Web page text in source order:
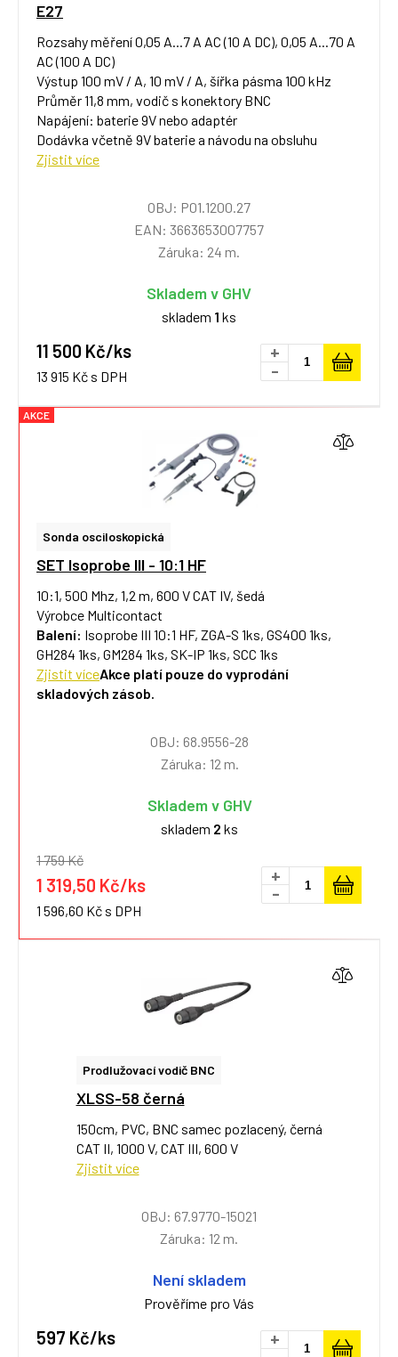
E27
Rozsahy měření 0,05 A...7 A AC (10 A DC), 0,05 A...70 A
AC (100 A DC)
Výstup 100 mV / A, 10 mV / A, šířka pásma 100 kHz
Průměr 11,8 mm, vodič s konektory BNC
Napájení: baterie 9V nebo adaptér
Dodávka včetně 9V baterie a návodu na obsluhu
Zjistit více
OBJ: P01.1200.27
EAN: 3663653007757
Záruka: 24 m.
Skladem v GHV
skladem 1 ks
11 500 Kč/ks
13 915 Kč s DPH
+
-
Sonda osciloskopická
SET Isoprobe III - 10:1 HF
10:1, 500 Mhz, 1,2 m, 600 V CAT IV, šedá
Výrobce Multicontact
Balení: Isoprobe III 10:1 HF, ZGA-S 1ks, GS400 1ks,
GH284 1ks, GM284 1ks, SK-IP 1ks, SCC 1ks
Zjistit víceAkce platí pouze do vyprodání
skladových zásob.
AKCE
OBJ: 68.9556-28
Záruka: 12 m.
Skladem v GHV
skladem 2 ks
1 759 Kč
1 319,50 Kč/ks
1 596,60 Kč s DPH
+
-
Prodlužovací vodič BNC
XLSS-58 černá
150cm, PVC, BNC samec pozlacený, černá
CAT II, 1000 V, CAT III, 600 V
Zjistit více
OBJ: 67.9770-15021
Záruka: 12 m.
Není skladem
Prověříme pro Vás
597 Kč/ks
+